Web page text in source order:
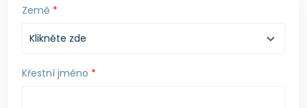
Země *
Křestní jméno *